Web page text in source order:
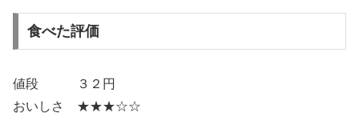
食べた評価
値段 ３２円
おいしさ ★★★☆☆